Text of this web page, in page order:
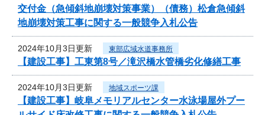
交付金（急傾斜地崩壊対策事業）（債務）松倉急傾斜
地崩壊対策工事に関する一般競争入札公告
2024年10月3日更新 東部広域水道事務所
【建設工事】工東第8号／滝沢橋水管橋劣化修繕工事
2024年10月3日更新 地域スポーツ課
【建設工事】岐阜メモリアルセンター水泳場屋外プー